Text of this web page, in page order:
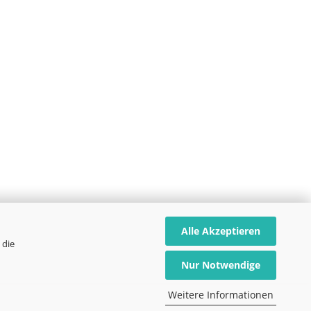
die
Alle Akzeptieren
Nur Notwendige
Weitere Informationen